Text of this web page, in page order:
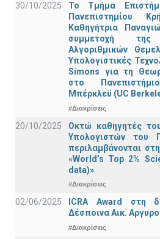
30/10/2025
Το Τμήμα
Πανεπιστημίου
Καθηγήτρια
συμμετοχή
Αλγοριθμικών
Υπολογιστικές
Simons για τη
στο
Μπέρκλεϋ (UC
#Διακρίσεις
20/10/2025
Οκτώ καθηγητές
Υπολογιστών του
περιλαμβάνονται
«World’s Top 2%
data)»
#Διακρίσεις
02/06/2025
ICRA Award στη
Δέσποινα Αικ.
#Διακρίσεις